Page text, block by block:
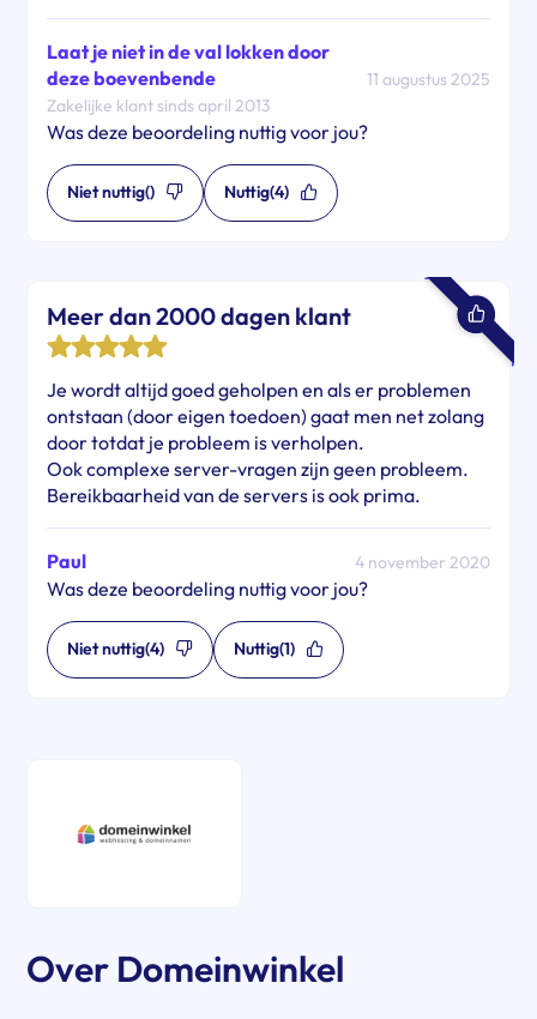
Laat je niet in de val lokken door
deze boevenbende
Zakelijke klant sinds april 2013
11 augustus 2025
Was deze beoordeling nuttig voor jou?
Niet nuttig() Nuttig(4)
Meer dan 2000 dagen klant
Je wordt altijd goed geholpen en als er problemen
ontstaan (door eigen toedoen) gaat men net zolang
door totdat je probleem is verholpen.
Ook complexe server-vragen zijn geen probleem.
Bereikbaarheid van de servers is ook prima.
Paul 4 november 2020
Was deze beoordeling nuttig voor jou?
Niet nuttig(4) Nuttig(1)
Over Domeinwinkel